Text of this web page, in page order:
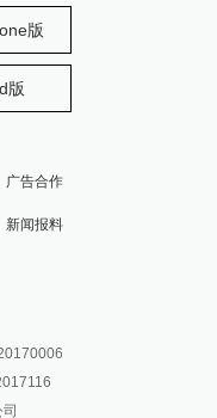
版
版
广告合作
新闻报料